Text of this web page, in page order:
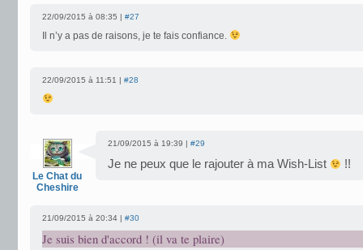
22/09/2015 à 08:35 | #27
Il n’y a pas de raisons, je te fais confiance.
22/09/2015 à 11:51 | #28
Le Chat du
Cheshire
21/09/2015 à 19:39 | #29
Je ne peux que le rajouter à ma Wish-List !!
21/09/2015 à 20:34 | #30
Je suis bien d'accord ! (il va te plaire)